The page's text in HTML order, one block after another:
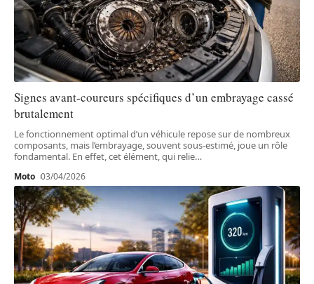
Signes avant-coureurs spécifiques d’un embrayage cassé
brutalement
Le fonctionnement optimal d’un véhicule repose sur de nombreux
composants, mais l’embrayage, souvent sous-estimé, joue un rôle
fondamental. En effet, cet élément, qui relie…
Moto 03/04/2026